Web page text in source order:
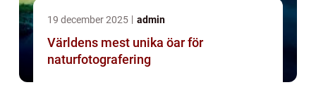
19 december 2025 admin
Världens mest unika öar för
naturfotografering